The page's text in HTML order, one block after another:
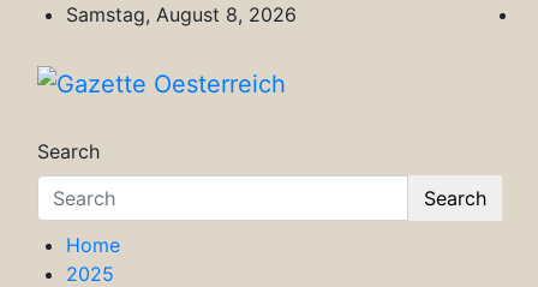
content
Samstag, August 8, 2026
Search
Search
Home
2025